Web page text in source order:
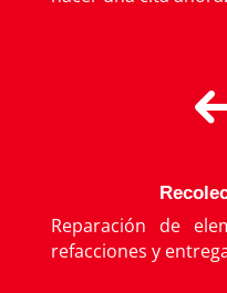
Reparación de
refacciones y